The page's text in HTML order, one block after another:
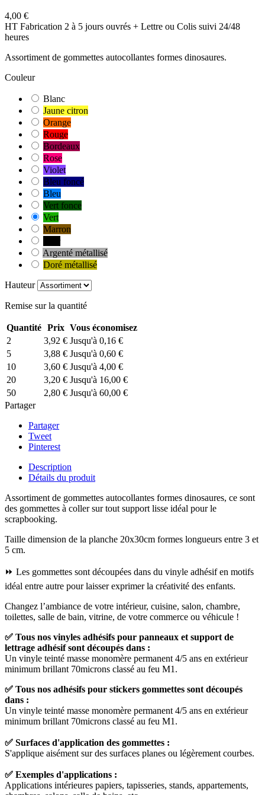
4,00 €
HT Fabrication 2 à 5 jours ouvrés + Lettre ou Colis suivi 24/48
heures
Assortiment de gommettes autocollantes formes dinosaures.
Couleur
Blanc
Jaune citron
Orange
Rouge
Bordeaux
Rose
Violet
Bleu foncé
Bleu
Vert fonce
Vert
Marron
Argenté métallisé
Doré métallisé
Hauteur
Remise sur la quantité
Quantité Prix Vous économisez
2
3,92 € Jusqu'à 0,16 €
5
3,88 € Jusqu'à 0,60 €
10
3,60 € Jusqu'à 4,00 €
20
3,20 € Jusqu'à 16,00 €
50
2,80 € Jusqu'à 60,00 €
Partager
Partager
Tweet
Pinterest
Description
Détails du produit
Assortiment de gommettes autocollantes formes dinosaures, ce sont
des gommettes à coller sur tout support lisse idéal pour le
scrapbooking.
Taille dimension de la planche 20x30cm formes longueurs entre 3 et
5 cm.
⏩ Les gommettes sont découpées dans du vinyle adhésif en motifs
idéal entre autre pour laisser exprimer la créativité des enfants.
Changez l’ambiance de votre intérieur, cuisine, salon, chambre,
toilettes, salle de bain, vitrine, de votre commerce ou véhicule !
✅ Tous nos vinyles adhésifs pour panneaux et support de
lettrage adhésif sont découpés dans :
Un vinyle teinté masse monomère permanent 4/5 ans en extérieur
minimum brillant 70microns classé au feu M1.
✅ Tous nos adhésifs pour stickers gommettes sont découpés
dans :
Un vinyle teinté masse monomère permanent 4/5 ans en extérieur
minimum brillant 70microns classé au feu M1.
✅ Surfaces d'application des gommettes :
S'applique aisément sur des surfaces planes ou légèrement courbes.
✅ Exemples d'applications :
Applications intérieures papiers, tapisseries, stands, appartements,